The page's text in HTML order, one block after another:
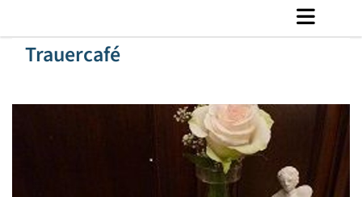
Trauercafé